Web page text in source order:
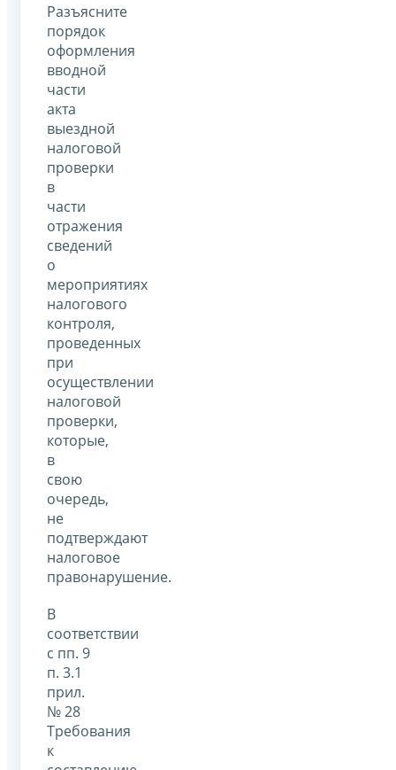
Разъясните
порядок
оформления
вводной
части
акта
выездной
налоговой
проверки
в
части
отражения
сведений
о
мероприятиях
налогового
контроля,
проведенных
при
осуществлении
налоговой
проверки,
которые,
в
свою
очередь,
не
подтверждают
налоговое
правонарушение.
В
соответствии
с пп. 9
п. 3.1
прил.
№ 28
Требования
к